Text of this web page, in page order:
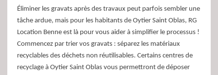
Éliminer les gravats après des travaux peut parfois sembler une
tâche ardue, mais pour les habitants de Oytier Saint Oblas, RG
Location Benne est là pour vous aider à simplifier le processus !
Commencez par trier vos gravats : séparez les matériaux
recyclables des déchets non réutilisables. Certains centres de
recyclage à Oytier Saint Oblas vous permettront de déposer